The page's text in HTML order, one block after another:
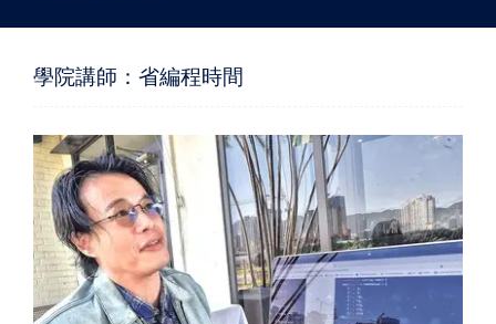
學院講師：省編程時間